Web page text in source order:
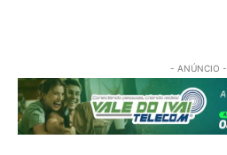
- ANÚNCIO -